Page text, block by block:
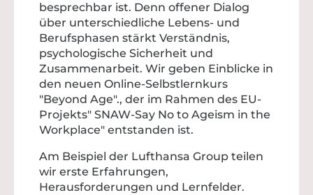
besprechbar ist. Denn offener Dialog
über unterschiedliche Lebens- und
Berufsphasen stärkt Verständnis,
psychologische Sicherheit und
Zusammenarbeit. Wir geben Einblicke in
den neuen Online-Selbstlernkurs
"Beyond Age"., der im Rahmen des EU-
Projekts" SNAW-Say No to Ageism in the
Workplace" entstanden ist.
Am Beispiel der Lufthansa Group teilen
wir erste Erfahrungen,
Herausforderungen und Lernfelder.